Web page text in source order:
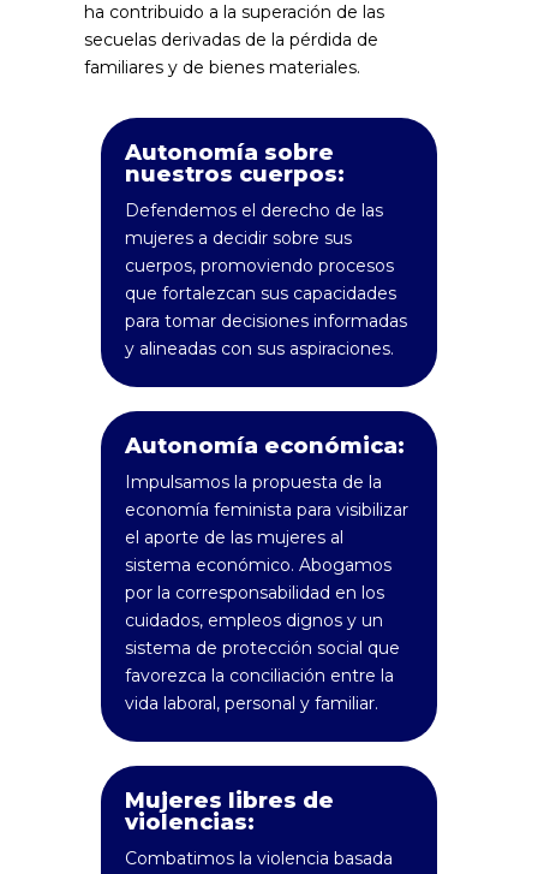
ha contribuido a la superación de las
secuelas derivadas de la pérdida de
familiares y de bienes materiales.
Autonomía sobre
nuestros cuerpos:
Defendemos el derecho de las
mujeres a decidir sobre sus
cuerpos, promoviendo procesos
que fortalezcan sus capacidades
para tomar decisiones informadas
y alineadas con sus aspiraciones.
Autonomía económica:
Impulsamos la propuesta de la
economía feminista para visibilizar
el aporte de las mujeres al
sistema económico. Abogamos
por la corresponsabilidad en los
cuidados, empleos dignos y un
sistema de protección social que
favorezca la conciliación entre la
vida laboral, personal y familiar.
Mujeres libres de
violencias:
Combatimos la violencia basada